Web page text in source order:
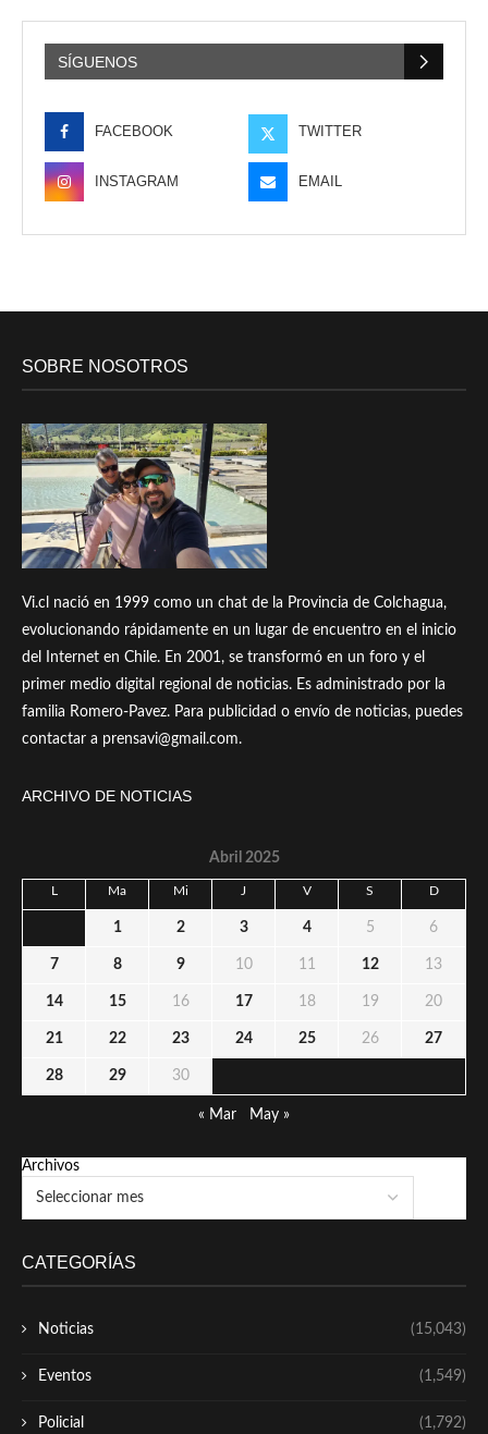
SÍGUENOS
FACEBOOK TWITTER
INSTAGRAM EMAIL
SOBRE NOSOTROS
Vi.cl nació en 1999 como un chat de la Provincia de Colchagua,
evolucionando rápidamente en un lugar de encuentro en el inicio
del Internet en Chile. En 2001, se transformó en un foro y el
primer medio digital regional de noticias. Es administrado por la
familia Romero-Pavez. Para publicidad o envío de noticias, puedes
contactar a prensavi@gmail.com.
ARCHIVO DE NOTICIAS
Abril 2025
L Ma Mi J V S D
1 2 3 4 5 6
7 8 9 10 11 12 13
14 15 16 17 18 19 20
21 22 23 24 25 26 27
28 29 30
« Mar May »
Archivos
CATEGORÍAS
Noticias (15,043)
Eventos (1,549)
Policial (1,792)